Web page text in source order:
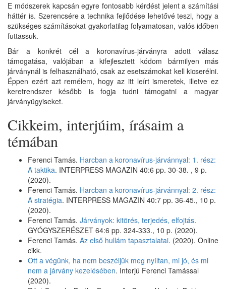
E módszerek kapcsán egyre fontosabb kérdést jelent a számítási
háttér is. Szerencsére a technika fejlődése lehetővé teszi, hogy a
szükséges számításokat gyakorlatilag folyamatosan, valós időben
futtassuk.
Bár a konkrét cél a koronavírus-járványra adott válasz
támogatása, valójában a kifejlesztett kódom bármilyen más
járványnál is felhasználható, csak az esetszámokat kell kicserélni.
Éppen ezért azt remélem, hogy az itt leírt ismeretek, illetve ez
keretrendszer később is fogja tudni támogatni a magyar
járványügyiseket.
Cikkeim, interjúim, írásaim a
témában
Ferenci Tamás. Harcban a koronavírus-járvánnyal: 1. rész:
A taktika. INTERPRESS MAGAZIN 40:6 pp. 30-38. , 9 p.
(2020).
Ferenci Tamás. Harcban a koronavírus-járvánnyal: 2. rész:
A stratégia. INTERPRESS MAGAZIN 40:7 pp. 36-45., 10 p.
(2020).
Ferenci Tamás. Járványok: kitörés, terjedés, elfojtás.
GYÓGYSZERÉSZET 64:6 pp. 324-333., 10 p. (2020).
Ferenci Tamás. Az első hullám tapasztalatai. (2020). Online
cikk.
Ott a végünk, ha nem beszéljük meg nyíltan, mi jó, és mi
nem a járvány kezelésében. Interjú Ferenci Tamással
(2020).